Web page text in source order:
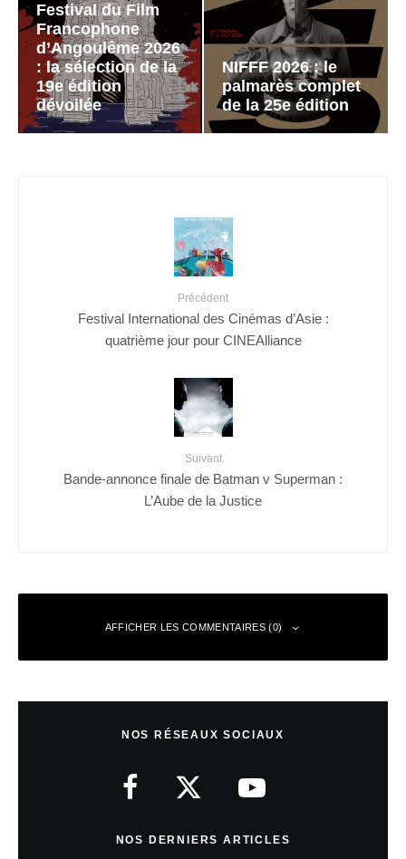
Festival du Film
Francophone
d’Angoulême 2026
: la sélection de la
19e édition
dévoilée
NIFFF 2026 : le
palmarès complet
de la 25e édition
Précédent
Festival International des Cinémas d’Asie :
quatrième jour pour CINEAlliance
Suivant
Bande-annonce finale de Batman v Superman :
L’Aube de la Justice
AFFICHER LES COMMENTAIRES (0)
NOS RÉSEAUX SOCIAUX
NOS DERNIERS ARTICLES